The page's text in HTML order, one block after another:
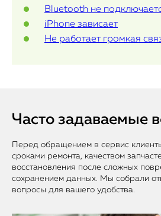
Bluetooth не
iPhone зависает
Не работает громкая
Часто задаваемые
Перед обращением в сервис
сроками ремонта, качеством
восстановления после сложных
сохранением данных. Мы собрали
вопросы для вашего удобства.